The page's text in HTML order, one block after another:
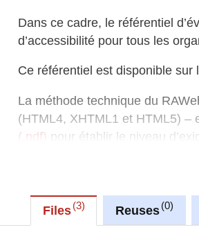
Dans ce cadre, le référentiel
d’accessibilité pour tous les
Ce référentiel est disponible
La méthode technique du
(HTML4, XHTML1 et HTML5) –
(.pdf) pour établir le niveau
Elle comporte 136 critères de
Files 3 Reuses 0